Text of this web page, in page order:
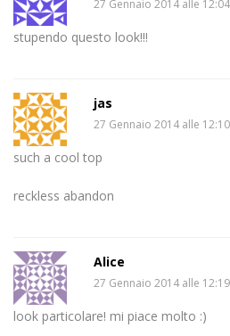
27 Gennaio 2014 alle 12:04
stupendo questo look!!!
jas
27 Gennaio 2014 alle 12:10
such a cool top
reckless abandon
Alice
27 Gennaio 2014 alle 12:19
look particolare! mi piace molto :)